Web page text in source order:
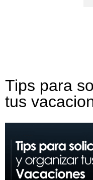
Tips para
tus